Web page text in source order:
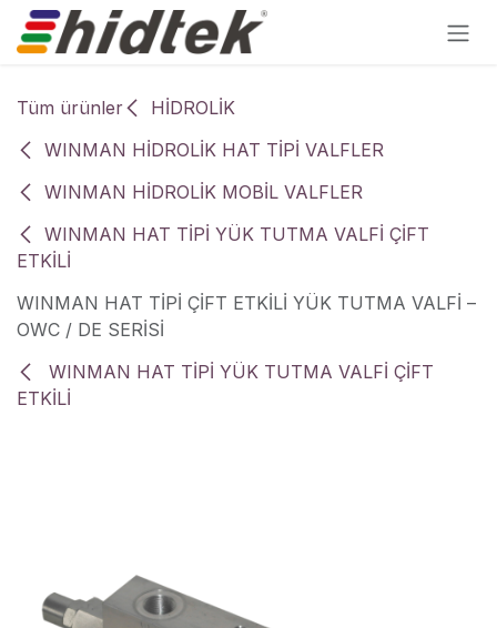
İçereği Atla
Tüm ürünler
HİDROLİK
WINMAN HİDROLİK HAT TİPİ VALFLER
WINMAN HİDROLİK MOBİL VALFLER
WINMAN HAT TİPİ YÜK TUTMA VALFİ ÇİFT
ETKİLİ
WINMAN HAT TİPİ ÇİFT ETKİLİ YÜK TUTMA VALFİ –
OWC / DE SERİSİ
WINMAN HAT TİPİ YÜK TUTMA VALFİ ÇİFT
ETKİLİ